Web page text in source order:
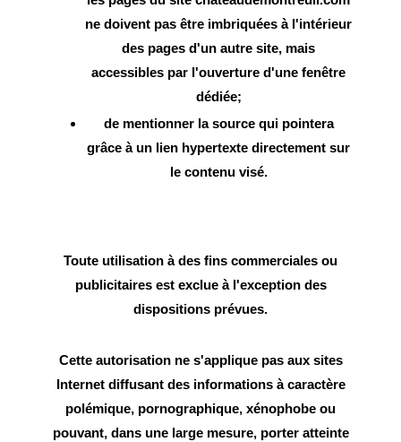
ne doivent pas être imbriquées à l'intérieur
des pages d'un autre site, mais
accessibles par l'ouverture d'une fenêtre
dédiée;
de mentionner la source qui pointera
grâce à un lien hypertexte directement sur
le contenu visé.
Toute utilisation à des fins commerciales ou
publicitaires est exclue à l'exception des
dispositions prévues.
Cette autorisation ne s'applique pas aux sites
Internet diffusant des informations à caractère
polémique, pornographique, xénophobe ou
pouvant, dans une large mesure, porter atteinte